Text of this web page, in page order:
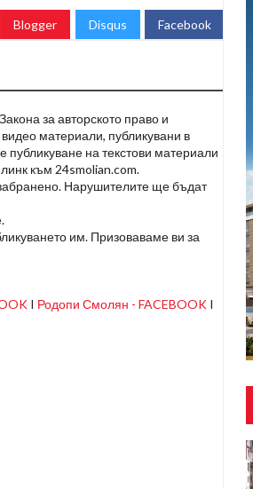
Blogger Disqus Facebook
за авторското право и
материали, публикувани в
публикуване на текстови материали
към 24smolian.com.
Нарушителите ще бъдат
им. Призоваваме ви за
I Родопи Смолян - FACEBOOK I